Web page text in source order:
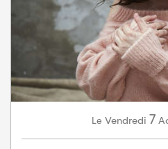
Le Vendredi 7